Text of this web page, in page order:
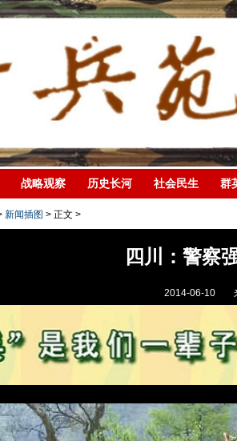
战略观察 历史长河 社会民生 群
新闻插图 > 正文 >
四川：警察
2014-06-10